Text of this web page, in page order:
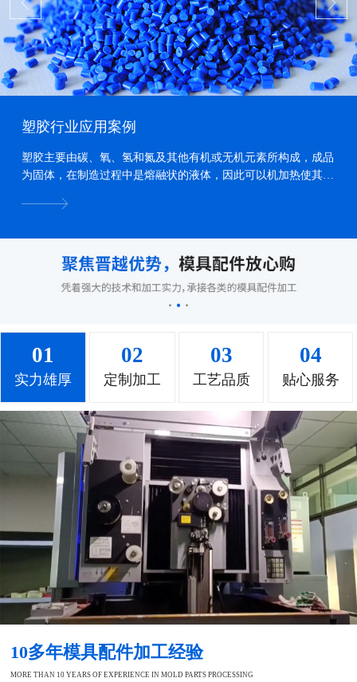
塑胶行业应用案例
塑胶主要由碳、氧、氢和氮及其他有机或无机元素所构成，成品
为固体，在制造过程中是熔融状的液体，因此可以机加热使其熔
01
实力雄厚
02
定制加工
03
工艺品质
04
贴心服务
10多年模具配件加工经验
MORE THAN 10 YEARS OF EXPERIENCE IN MOLD PARTS PROCESSING